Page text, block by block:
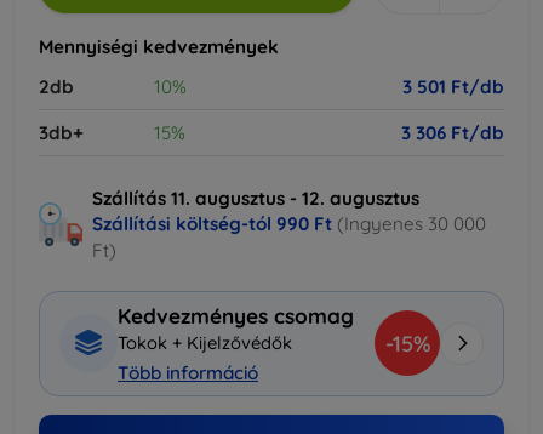
Mennyiségi kedvezmények
2db
10%
3 501 Ft/db
3db+
15% 3 306 Ft/db
Szállítás 11. augusztus - 12. augusztus
Szállítási költség-tól 990 Ft (Ingyenes 30 000
Ft)
Kedvezményes csomag
Tokok + Kijelzővédők
Több információ
-15%